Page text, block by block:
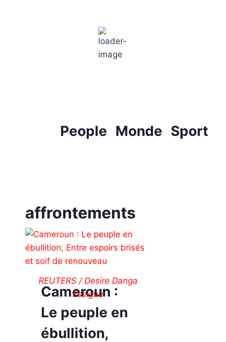
6:29 pm,
18
People Monde Sport
affrontements
REUTERS / Desire Danga
Essigue
Cameroun :
Le peuple en
ébullition,